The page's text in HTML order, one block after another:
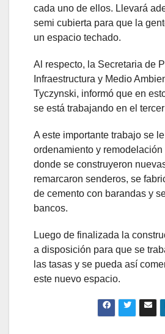
cada uno de ellos. Llevará
semi cubierta para que la
un espacio techado.
Al respecto, la Secretaria de
Infraestructura y Medio
Tyczynski, informó que en
se está trabajando en el
A este importante trabajo se
ordenamiento y
donde se construyeron
remarcaron senderos, se
de cemento con barandas y
bancos.
Luego de finalizada la
a disposición para que se
las tasas y se pueda así
este nuevo espacio.